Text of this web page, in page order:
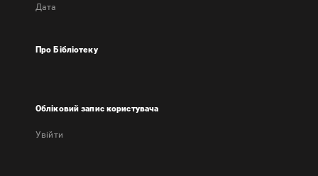
Дата
Про Бібліотеку
Обліковий запис користувача
Увійти